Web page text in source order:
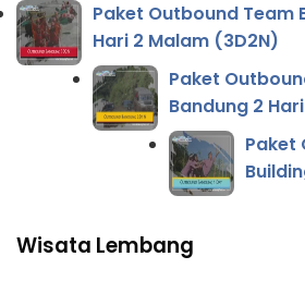
Paket Outbound Team
Hari 2 Malam (3D2N)
Paket
Bandung 2
Paket
Wisata Lembang